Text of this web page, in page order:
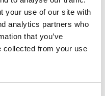
your use of our site with
analytics partners who
that you’ve
collected from your use
auto storiche partirà da
Attraverserà le
arrivare all’Autodromo
cronometrate.